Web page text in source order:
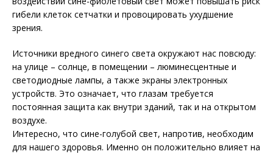
гибели клеток сетчатки и провоцировать ухудшение
зрения.
Источники вредного синего света окружают нас повсюду:
на улице – солнце, в помещении – люминесцентные и
светодиодные лампы, а также экраны электронных
устройств. Это означает, что глазам требуется
постоянная защита как внутри зданий, так и на открытом
воздухе.
Интересно, что сине-голубой свет, напротив, необходим
для нашего здоровья. Именно он положительно влияет на